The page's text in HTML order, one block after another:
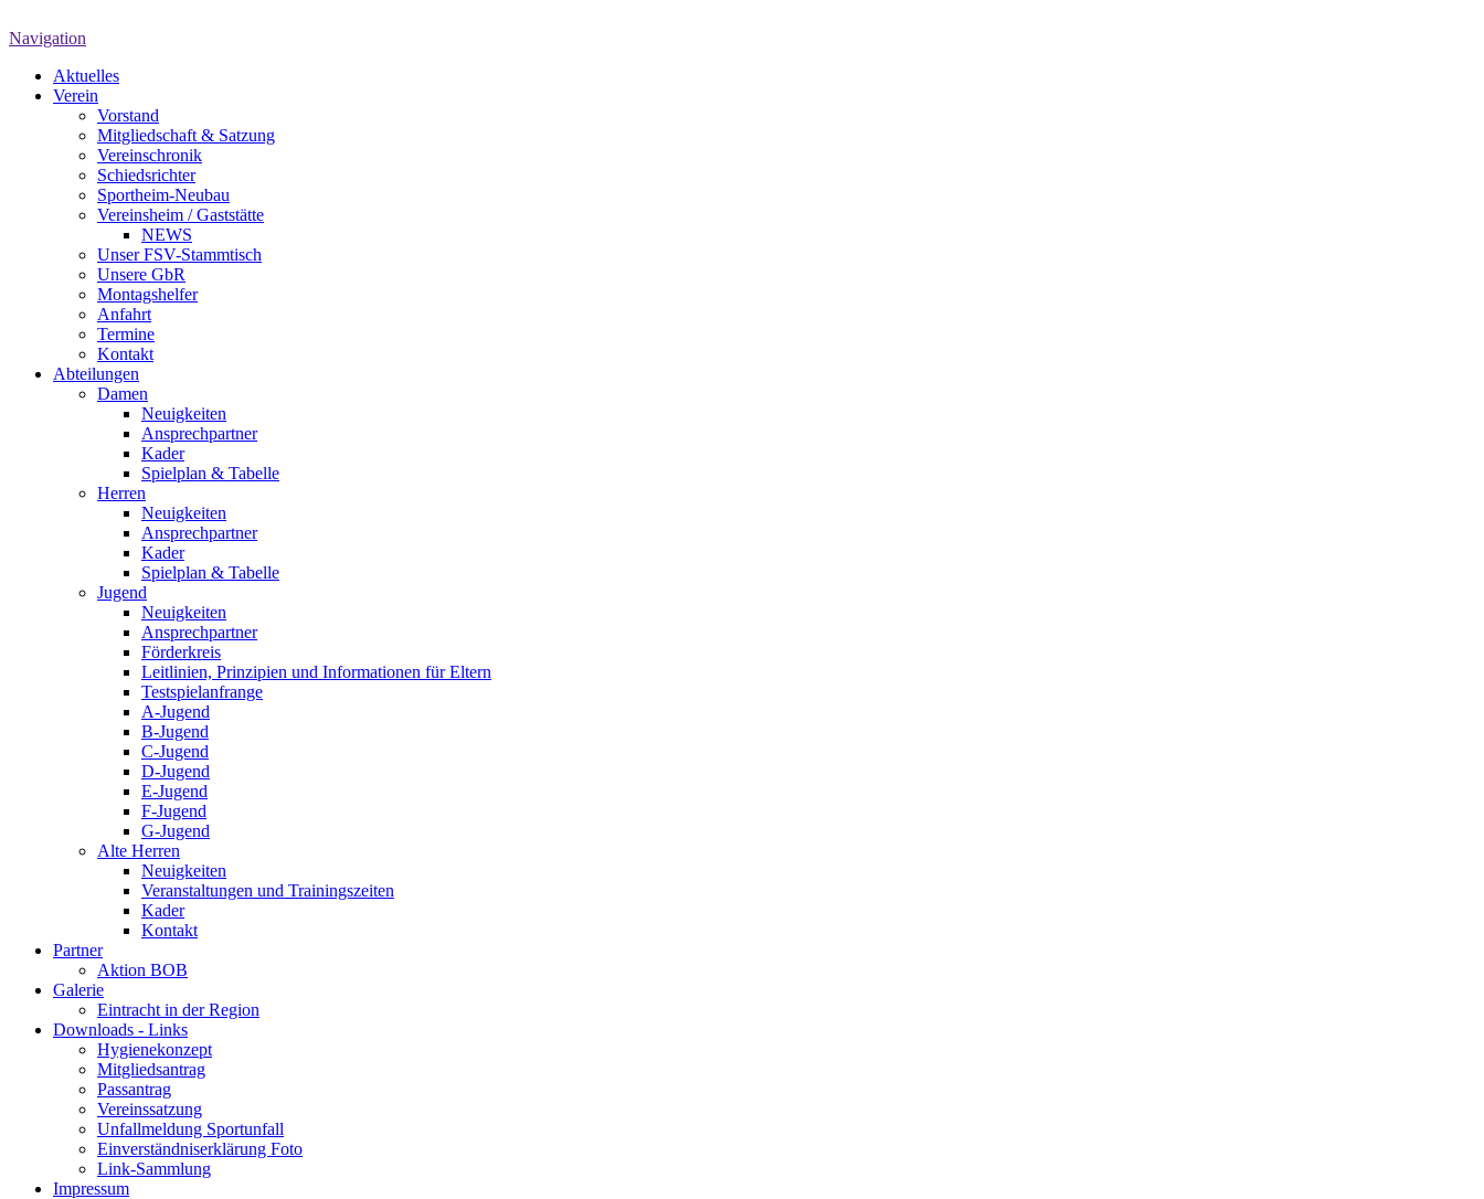
Navigation
Aktuelles
Verein
Vorstand
Mitgliedschaft & Satzung
Vereinschronik
Schiedsrichter
Sportheim-Neubau
Vereinsheim / Gaststätte
NEWS
Unser FSV-Stammtisch
Unsere GbR
Montagshelfer
Anfahrt
Termine
Kontakt
Abteilungen
Damen
Neuigkeiten
Ansprechpartner
Kader
Spielplan & Tabelle
Herren
Neuigkeiten
Ansprechpartner
Kader
Spielplan & Tabelle
Jugend
Neuigkeiten
Ansprechpartner
Förderkreis
Leitlinien, Prinzipien und Informationen für Eltern
Testspielanfrange
A-Jugend
B-Jugend
C-Jugend
D-Jugend
E-Jugend
F-Jugend
G-Jugend
Alte Herren
Neuigkeiten
Veranstaltungen und Trainingszeiten
Kader
Kontakt
Partner
Aktion BOB
Galerie
Eintracht in der Region
Downloads - Links
Hygienekonzept
Mitgliedsantrag
Passantrag
Vereinssatzung
Unfallmeldung Sportunfall
Einverständniserklärung Foto
Link-Sammlung
Impressum